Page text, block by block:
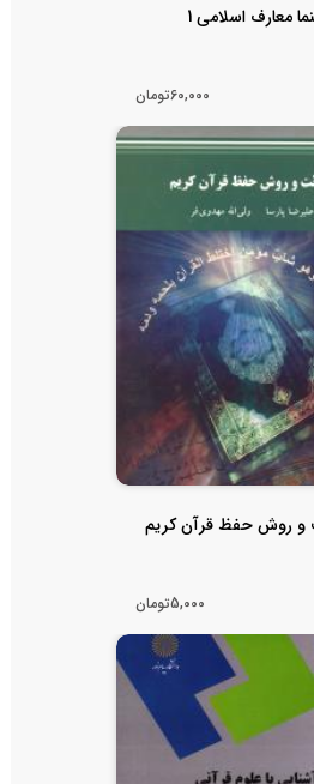
معارف اسلامی 1
60,000تومان
و روش حفظ قرآن کریم
5,000تومان